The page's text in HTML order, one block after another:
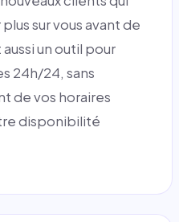
sur vous avant de
un outil pour
24h/24, sans
de vos horaires
disponibilité